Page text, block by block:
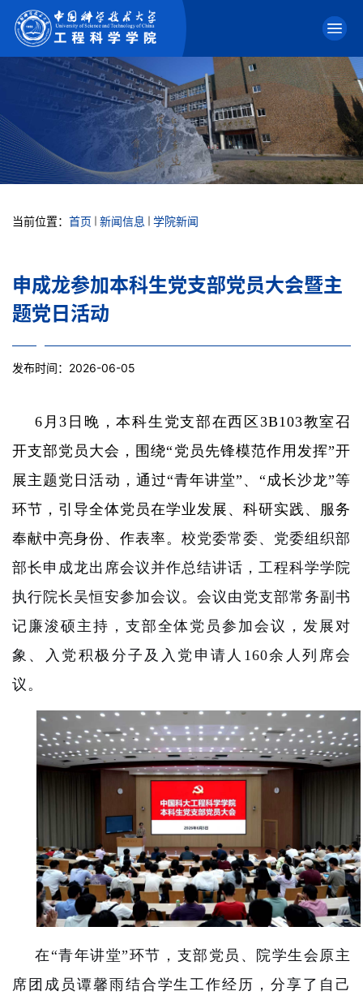
当前位置： 首页 新闻信息 学院新闻
申成龙参加本科生党支部党员大会暨主
题党日活动
发布时间：2026-06-05
6 月3 日晚，本科生党支部在西区3B103教室召
开支部党员大会，围绕“党员先锋模范作用发挥”开
展主题党日活动，通过“青年讲堂” 、 “成长沙龙”等
环节，引导全体党员在学业发展、科研实践、服务
奉献中亮身份、作表率。 校党委常委、党委组织部
部长申成龙出席会议并作总结讲话，工程科学学院
执行院长吴恒安参加会议。会议由党支部常务副书
记廉浚硕主持，支部全体党员参加会议，发展对
象、入党积极分子及入党申请人 160余人列席会
议。
在“青年讲堂”环节，支部党员、院学生会原主
席团成员谭馨雨结合学生工作经历，分享了自己